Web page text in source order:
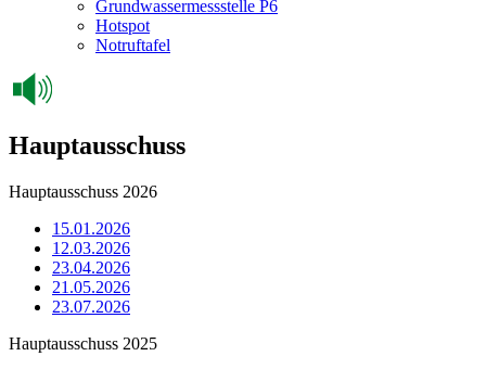
Grundwassermessstelle P6
Hotspot
Notruftafel
Hauptausschuss
Hauptausschuss 2026
15.01.2026
12.03.2026
23.04.2026
21.05.2026
23.07.2026
Hauptausschuss 2025